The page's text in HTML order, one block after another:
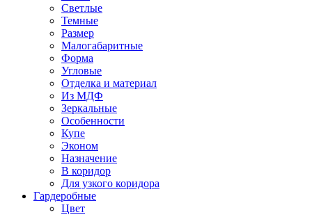
Светлые
Темные
Размер
Малогабаритные
Форма
Угловые
Отделка и материал
Из МДФ
Зеркальные
Особенности
Купе
Эконом
Назначение
В коридор
Для узкого коридора
Гардеробные
Цвет